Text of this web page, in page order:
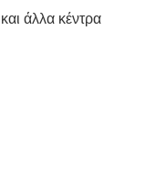
άλλα κέντρα